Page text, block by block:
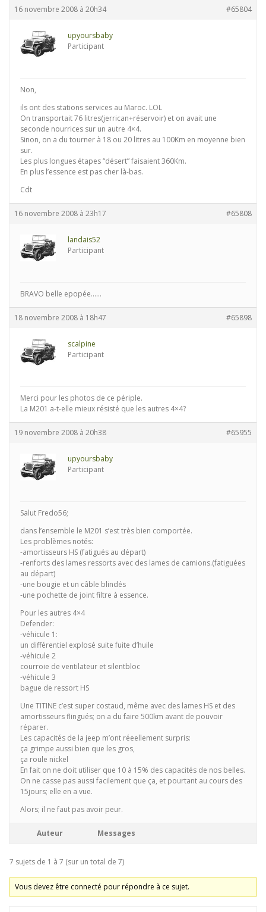
16 novembre 2008 à 20h34 #65804
upyoursbaby
Participant
Non,
ils ont des stations services au Maroc. LOL
On transportait 76 litres(jerrican+réservoir) et on avait une
seconde nourrices sur un autre 4×4.
Sinon, on a du tourner à 18 ou 20 litres au 100Km en moyenne bien
sur.
Les plus longues étapes “désert” faisaient 360Km.
En plus l’essence est pas cher là-bas.
Cdt
16 novembre 2008 à 23h17 #65808
landais52
Participant
BRAVO belle epopée……
18 novembre 2008 à 18h47 #65898
scalpine
Participant
Merci pour les photos de ce périple.
La M201 a-t-elle mieux résisté que les autres 4×4?
19 novembre 2008 à 20h38 #65955
upyoursbaby
Participant
Salut Fredo56;
dans l’ensemble le M201 s’est très bien comportée.
Les problèmes notés:
-amortisseurs HS (fatigués au départ)
-renforts des lames ressorts avec des lames de camions.(fatiguées
au départ)
-une bougie et un câble blindés
-une pochette de joint filtre à essence.
Pour les autres 4×4
Defender:
-véhicule 1:
un différentiel explosé suite fuite d’huile
-véhicule 2
courroie de ventilateur et silentbloc
-véhicule 3
bague de ressort HS
Une TITINE c’est super costaud, même avec des lames HS et des
amortisseurs flingués; on a du faire 500km avant de pouvoir
réparer.
Les capacités de la jeep m’ont réeellement surpris:
ça grimpe aussi bien que les gros,
ça roule nickel
En fait on ne doit utiliser que 10 à 15% des capacités de nos belles.
On ne casse pas aussi facilement que ça, et pourtant au cours des
15jours; elle en a vue.
Alors; il ne faut pas avoir peur.
Auteur Messages
7 sujets de 1 à 7 (sur un total de 7)
Vous devez être connecté pour répondre à ce sujet.